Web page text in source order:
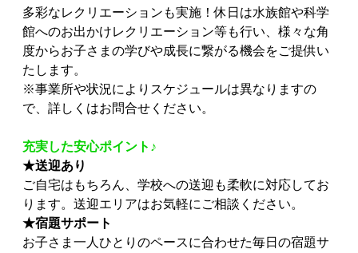
多彩なレクリエーションも実施！休日は水族館や科学
館へのお出かけレクリエーション等も行い、様々な角
度からお子さまの学びや成長に繋がる機会をご提供い
たします。
※事業所や状況によりスケジュールは異なりますの
で、詳しくはお問合せください。
充実した安心ポイント♪
★送迎あり
ご自宅はもちろん、学校への送迎も柔軟に対応してお
ります。送迎エリアはお気軽にご相談ください。
★宿題サポート
お子さま一人ひとりのペースに合わせた毎日の宿題サ